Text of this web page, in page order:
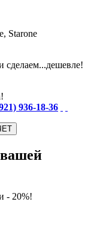
Starone
сделаем...дешевле!
936-18-36
- 20%!